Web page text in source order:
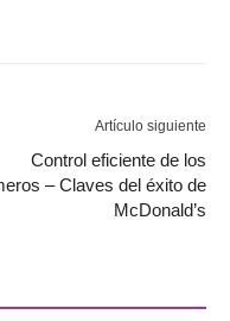
Artículo siguiente
Control eficiente de los
– Claves del éxito de
McDonald’s